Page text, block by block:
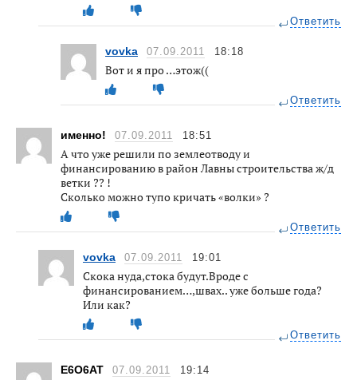
Ответить
vovka 07.09.2011 18:18
Вот и я про …этож((
Ответить
именно! 07.09.2011 18:51
А что уже решили по землеотводу и
финансированию в район Лавны строительства ж/д
ветки ?? !
Сколько можно тупо кричать «волки» ?
Ответить
vovka 07.09.2011 19:01
Скока нуда,стока будут.Вроде с
финансированием…,швах.. уже больше года?
Или как?
Ответить
Е6О6АТ 07.09.2011 19:14